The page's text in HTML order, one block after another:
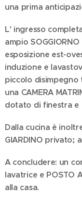
una prima
L' ingresso
ampio
esposizione est-
induzione e
piccolo disimpegno
una CAMERA
dotato di finestra e
Dalla cucina è
GIARDINO privato;
A concludere: un
lavatrice e POSTO
alla casa.